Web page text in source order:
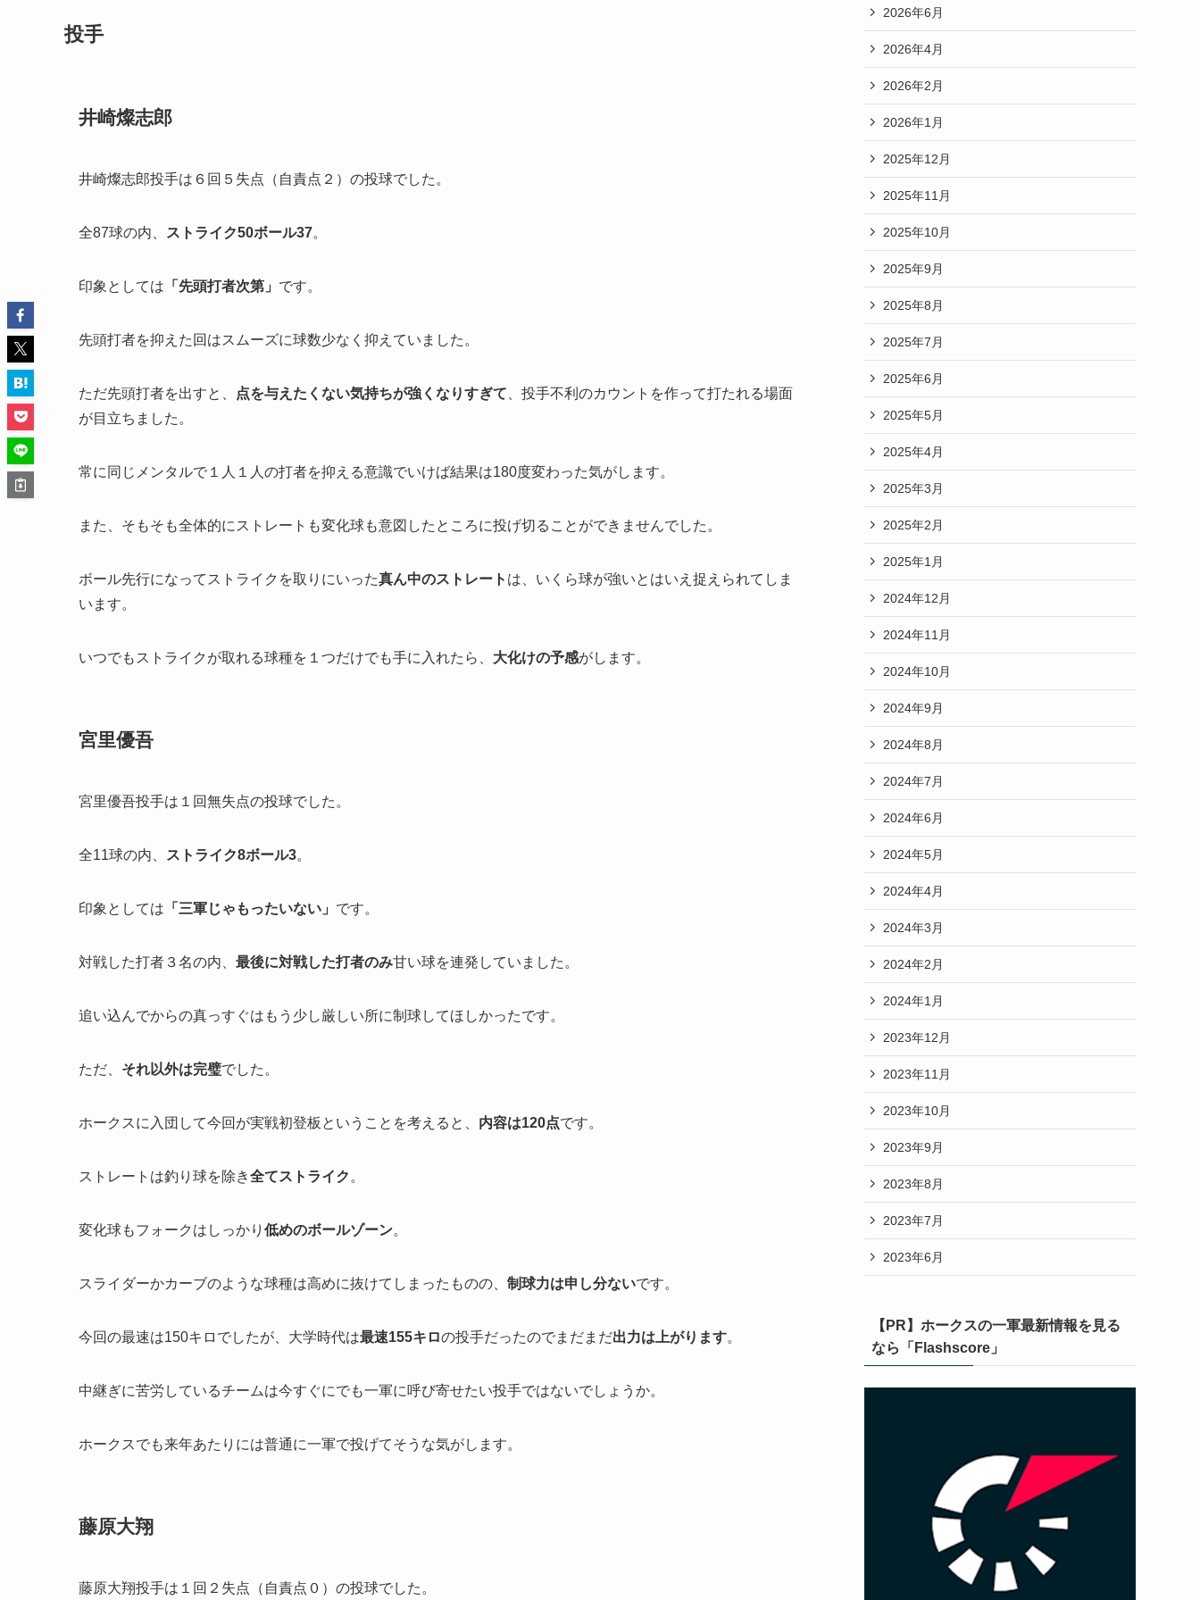
投手
井崎燦志郎
井崎燦志郎投手は６回５失点（自責点２）の投球でした。
全87球の内、 ストライク50ボール37。
印象としては 「 先頭打者次第」 です。
先頭打者を抑えた回はスムーズに球数少なく抑えていました。
ただ先頭打者を出すと、 点を与えたくない気持ちが強くなりすぎて 、投手不利のカウントを作って打たれる場面
が目立ちました。
常に同じメンタルで１人１人の打者を抑える意識でいけば結果は180度変わった気がします。
また、そもそも全体的にストレートも変化球も意図したところに投げ切ることができませんでした。
ボール先行になってストライクを取りにいった真ん中のストレート は、いくら球が強いとはいえ捉えられてしま
います。
いつでもストライクが取れる球種を１つだけでも手に入れたら、 大化けの予感がします。
宮里優吾
宮里優吾投手は１回無失点の投球でした。
全11球の内、 ストライク8ボール3。
印象としては 「 三軍じゃもったいない」 です。
対戦した打者３名の内、 最後に対戦した打者のみ甘い球を連発していました。
追い込んでからの真っすぐはもう少し厳しい所に制球してほしかったです。
ただ、 それ以外は完璧でした。
ホークスに入団して今回が実戦初登板ということを考えると、 内容は120点です。
ストレートは釣り球を除き全てストライク 。
変化球もフォークはしっかり 低めのボールゾーン。
スライダーかカーブのような球種は高めに抜けてしまったものの、 制球力は申し分ないです。
今回の最速は150キロでしたが、大学時代は最速155キロの投手だったのでまだまだ出力は上がります。
中継ぎに苦労しているチームは今すぐにでも一軍に呼び寄せたい投手ではないでしょうか。
ホークスでも来年あたりには普通に一軍で投げてそうな気がします。
藤原大翔
藤原大翔投手は１回２失点（自責点０）の投球でした。
2026年6月
2026年4月
2026年2月
2026年1月
2025年12月
2025年11月
2025年10月
2025年9月
2025年8月
2025年7月
2025年6月
2025年5月
2025年4月
2025年3月
2025年2月
2025年1月
2024年12月
2024年11月
2024年10月
2024年9月
2024年8月
2024年7月
2024年6月
2024年5月
2024年4月
2024年3月
2024年2月
2024年1月
2023年12月
2023年11月
2023年10月
2023年9月
2023年8月
2023年7月
2023年6月
【PR】ホークスの一軍最新情報を見る
なら「Flashscore」